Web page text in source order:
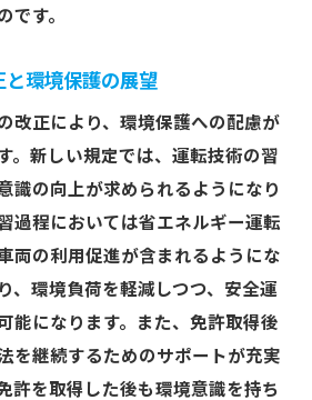
通手段の普及とその影響
所が果たす環境保護の役割
たらす地域環境の改善
境を支える免許取得プログラ
です。
環境保護の展望
改正により、環境保護への配慮が
。新しい規定では、運転技術の習
識の向上が求められるようになり
過程においては省エネルギー運転
両の利用促進が含まれるようにな
、環境負荷を軽減しつつ、安全運
能になります。また、免許取得後
を継続するためのサポートが充実
許を取得した後も環境意識を持ち